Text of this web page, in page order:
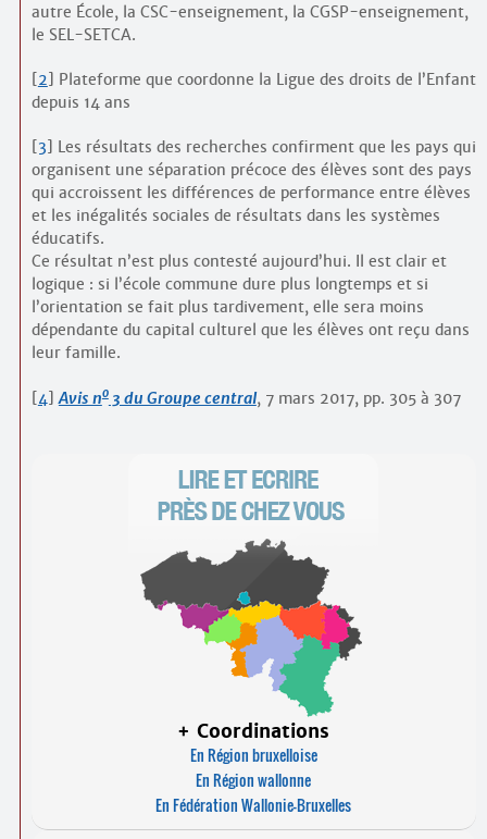
autre École, la CSC-enseignement, la CGSP-enseignement,
le SEL-SETCA.
[2] Plateforme que coordonne la Ligue des droits de l’Enfant
depuis 14 ans
[3] Les résultats des recherches confirment que les pays qui
organisent une séparation précoce des élèves sont des pays
qui accroissent les différences de performance entre élèves
et les inégalités sociales de résultats dans les systèmes
éducatifs.
Ce résultat n’est plus contesté aujourd’hui. Il est clair et
logique : si l’école commune dure plus longtemps et si
l’orientation se fait plus tardivement, elle sera moins
dépendante du capital culturel que les élèves ont reçu dans
leur famille.
[4]Avis no3 du Groupe central, 7 mars 2017, pp. 305 à 307
+ Coordinations
En Région bruxelloise
En Région wallonne
En Fédération Wallonie-Bruxelles